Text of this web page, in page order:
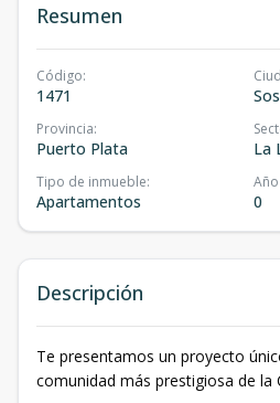
Resumen
Código:
1471
Provincia:
Puerto Plata La
Tipo de inmueble:
Apartamentos 0
Descripción
Te presentamos un proyecto
comunidad más prestigiosa de la